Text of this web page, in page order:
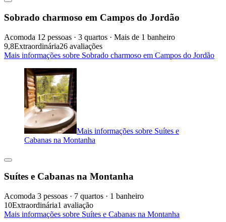
Sobrado charmoso em Campos do Jordão
Acomoda 12 pessoas · 3 quartos · Mais de 1 banheiro
9,8Extraordinária26 avaliações
Mais informações sobre Sobrado charmoso em Campos do Jordão
Mais informações sobre Suítes e
Cabanas na Montanha
Suítes e Cabanas na Montanha
Acomoda 3 pessoas · 7 quartos · 1 banheiro
10Extraordinária1 avaliação
Mais informações sobre Suítes e Cabanas na Montanha